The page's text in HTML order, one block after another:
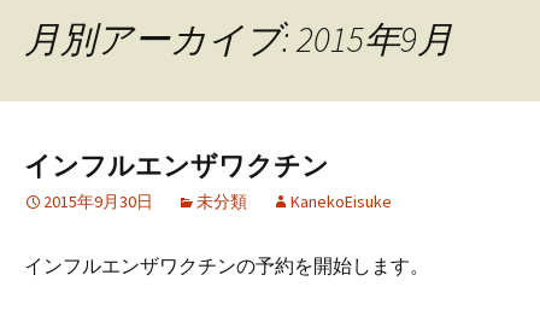
月別アーカイブ: 2015年9月
インフルエンザワクチン
2015年9月30日 未分類 KanekoEisuke
インフルエンザワクチンの予約を開始します。